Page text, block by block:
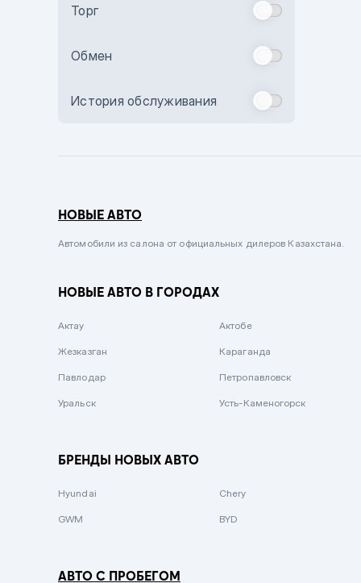
Бежевый
Комбинированный
Сиреневый металлик
Вишневый
Зеленый металлик
Торг
Обмен
История обслуживания
НОВЫЕ АВТО
Автомобили из салона от официальных дилеров Казахстана.
НОВЫЕ АВТО В ГОРОДАХ
Актау Актобе
Жезказган Караганда
Павлодар Петропавловск
Уральск Усть-Каменогорск
БРЕНДЫ НОВЫХ АВТО
Hyundai Chery
GWM BYD
АВТО С ПРОБЕГОМ